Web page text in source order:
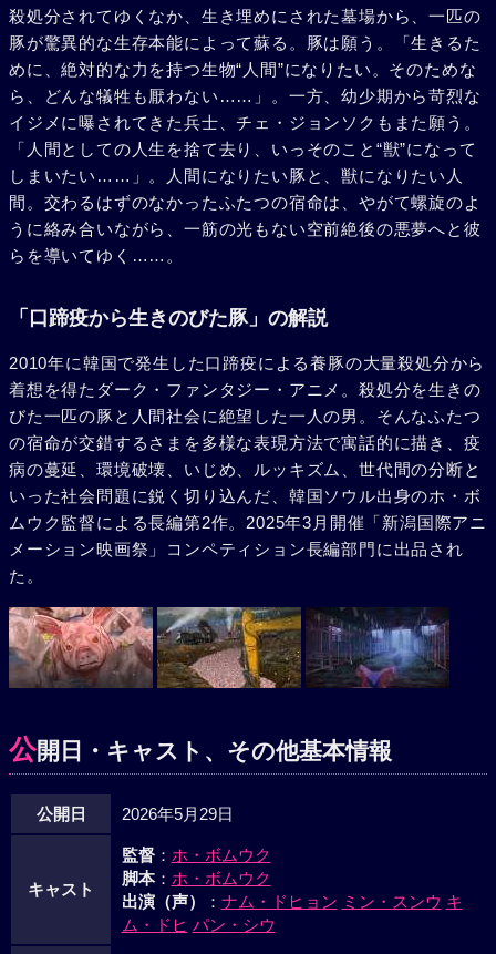
殺処分されてゆくなか、生き埋めにされた墓場から、一匹の
豚が驚異的な生存本能によって蘇る。豚は願う。「生きるた
めに、絶対的な力を持つ生物“人間”になりたい。そのためな
ら、どんな犠牲も厭わない……」。一方、幼少期から苛烈な
イジメに曝されてきた兵士、チェ・ジョンソクもまた願う。
「人間としての人生を捨て去り、いっそのこと“獣”になって
しまいたい……」。人間になりたい豚と、獣になりたい人
間。交わるはずのなかったふたつの宿命は、やがて螺旋のよ
うに絡み合いながら、一筋の光もない空前絶後の悪夢へと彼
らを導いてゆく……。
「口蹄疫から生きのびた豚」の解説
2010年に韓国で発生した口蹄疫による養豚の大量殺処分から
着想を得たダーク・ファンタジー・アニメ。殺処分を生きの
びた一匹の豚と人間社会に絶望した一人の男。そんなふたつ
の宿命が交錯するさまを多様な表現方法で寓話的に描き、疫
病の蔓延、環境破壊、いじめ、ルッキズム、世代間の分断と
いった社会問題に鋭く切り込んだ、韓国ソウル出身のホ・ボ
ムウク監督による長編第2作。2025年3月開催「新潟国際アニ
メーション映画祭」コンペティション長編部門に出品され
た。
公開日・キャスト、その他基本情報
公開日 2026年5月29日
キャスト
監督： ホ・ボムウク
脚本： ホ・ボムウク
出演（声）
： ナム・ドヒョン ミン・スンウ キ
ム・ドヒ パン・シウ